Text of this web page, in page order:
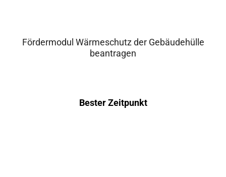
Fördermodul Wärmeschutz der Gebäudehülle
beantragen
Bester Zeitpunkt